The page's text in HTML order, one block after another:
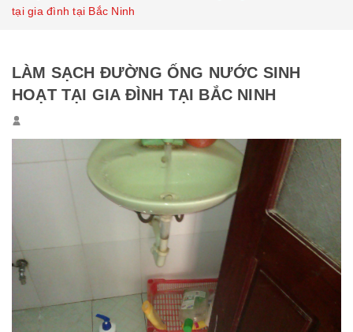
tại gia đình tại Bắc Ninh
LÀM SẠCH ĐƯỜNG ỐNG NƯỚC SINH
HOẠT TẠI GIA ĐÌNH TẠI BẮC NINH